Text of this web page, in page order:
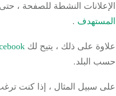
النشطة للصفحة ، حتى
.
على ذلك ،يتيح لك Facebook
البلد.
سبيل المثال ، إذا كنت